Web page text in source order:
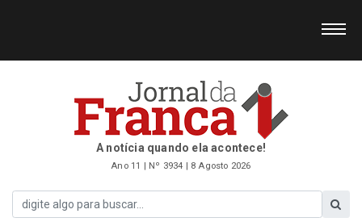
A notícia quando ela acontece!
Ano 11 | Nº 3934 | 8 Agosto 2026